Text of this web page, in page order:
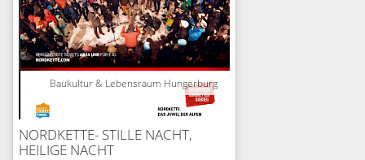
Baukultur & Lebensraum Hungerburg
NORDKETTE- STILLE NACHT,
HEILIGE NACHT